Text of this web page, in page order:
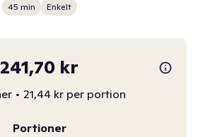
45 min Enkelt
241,70 kr
• 21,44 kr per portion
Portioner